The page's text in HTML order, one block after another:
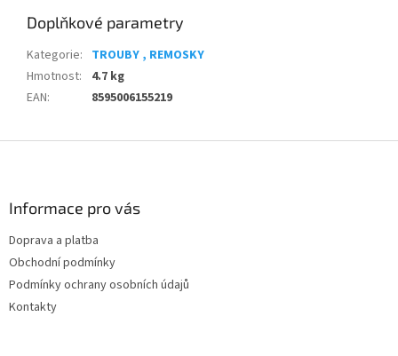
Doplňkové parametry
Kategorie: TROUBY , REMOSKY
Hmotnost:
4.7 kg
EAN: 8595006155219
Informace pro vás
Doprava a platba
Obchodní podmínky
Podmínky ochrany osobních údajů
Kontakty